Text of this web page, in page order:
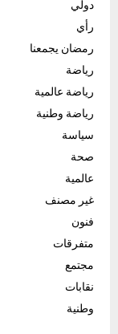
دولي
رأي
رمضان يجمعنا
رياضة
رياضة عالمية
رياضة وطنية
سياسة
صحة
عالمية
غير مصنف
فنون
متفرقات
مجتمع
نقابات
وطنية